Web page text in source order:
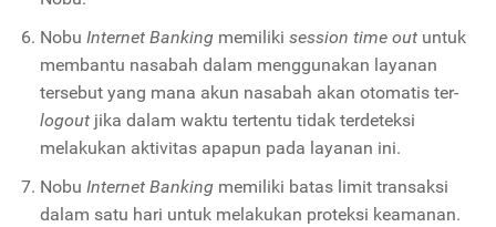
Nobu Internet Bankingmemiliki session time outuntuk
membantu nasabah dalam menggunakan layanan
tersebut yang mana akun nasabah akan otomatis ter-
logoutjika dalam waktu tertentu tidak terdeteksi
melakukan aktivitas apapun pada layanan ini.
Nobu Internet Bankingmemiliki batas limit transaksi
dalam satu hari untuk melakukan proteksi keamanan.